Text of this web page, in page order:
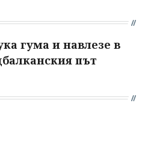
гума и навлезе в
път